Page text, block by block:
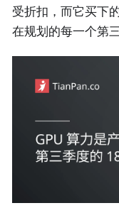
受折扣，而它买下
在规划的每一个第